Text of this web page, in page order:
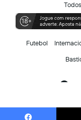
Futebol